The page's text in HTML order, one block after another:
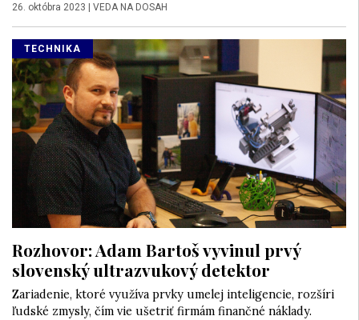
26. októbra 2023 VEDA NA DOSAH
TECHNIKA
Rozhovor: Adam Bartoš vyvinul prvý
slovenský ultrazvukový detektor
Zariadenie, ktoré využíva prvky umelej inteligencie, rozšíri
ľudské zmysly, čím vie ušetriť firmám finančné náklady.